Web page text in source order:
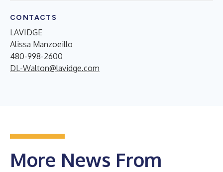
CONTACTS
LAVIDGE
Alissa Manzoeillo
480-998-2600
DL-Walton@lavidge.com
More News From